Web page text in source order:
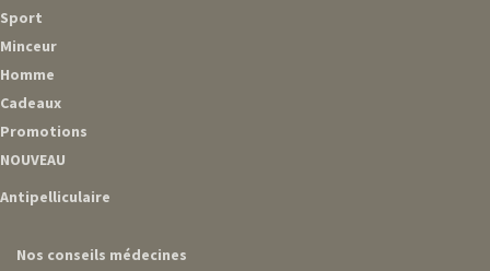
Sport
Minceur
Homme
Cadeaux
Promotions
NOUVEAU
Antipelliculaire
Nos conseils médecines